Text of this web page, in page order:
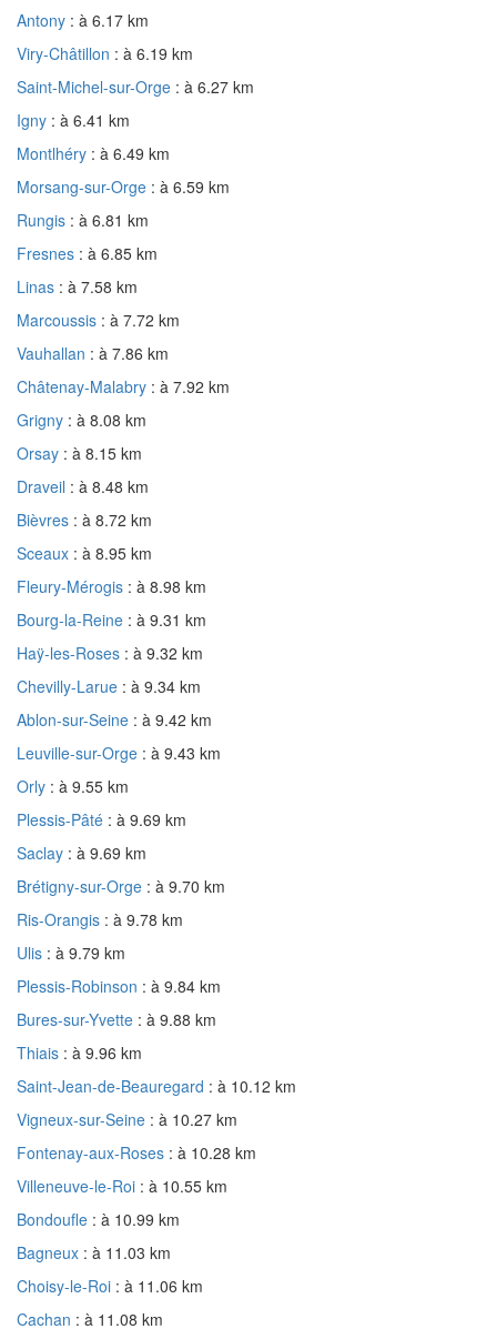
Antony : à 6.17 km
Viry-Châtillon : à 6.19 km
Saint-Michel-sur-Orge : à 6.27 km
Igny : à 6.41 km
Montlhéry : à 6.49 km
Morsang-sur-Orge : à 6.59 km
Rungis : à 6.81 km
Fresnes : à 6.85 km
Linas : à 7.58 km
Marcoussis : à 7.72 km
Vauhallan : à 7.86 km
Châtenay-Malabry : à 7.92 km
Grigny : à 8.08 km
Orsay : à 8.15 km
Draveil : à 8.48 km
Bièvres : à 8.72 km
Sceaux : à 8.95 km
Fleury-Mérogis : à 8.98 km
Bourg-la-Reine : à 9.31 km
Haÿ-les-Roses : à 9.32 km
Chevilly-Larue : à 9.34 km
Ablon-sur-Seine : à 9.42 km
Leuville-sur-Orge : à 9.43 km
Orly : à 9.55 km
Plessis-Pâté : à 9.69 km
Saclay : à 9.69 km
Brétigny-sur-Orge : à 9.70 km
Ris-Orangis : à 9.78 km
Ulis : à 9.79 km
Plessis-Robinson : à 9.84 km
Bures-sur-Yvette : à 9.88 km
Thiais : à 9.96 km
Saint-Jean-de-Beauregard : à 10.12 km
Vigneux-sur-Seine : à 10.27 km
Fontenay-aux-Roses : à 10.28 km
Villeneuve-le-Roi : à 10.55 km
Bondoufle : à 10.99 km
Bagneux : à 11.03 km
Choisy-le-Roi : à 11.06 km
Cachan : à 11.08 km